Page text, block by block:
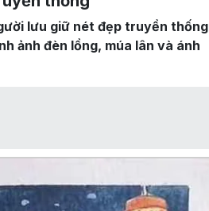
lưu giữ nét đẹp truyền thống
ảnh đèn lồng, múa lân và ánh